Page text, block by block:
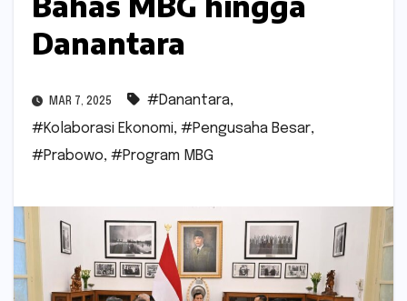
Danantara
MAR 7, 2025 #Danantara,
#Kolaborasi Ekonomi, #Pengusaha Besar,
#Prabowo, #Program MBG